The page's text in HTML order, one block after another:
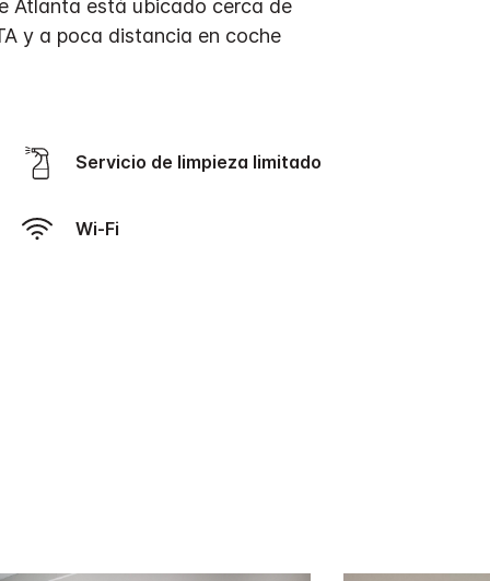
Atlanta está ubicado cerca de
y a poca distancia en coche
Servicio de limpieza limitado
Wi-Fi